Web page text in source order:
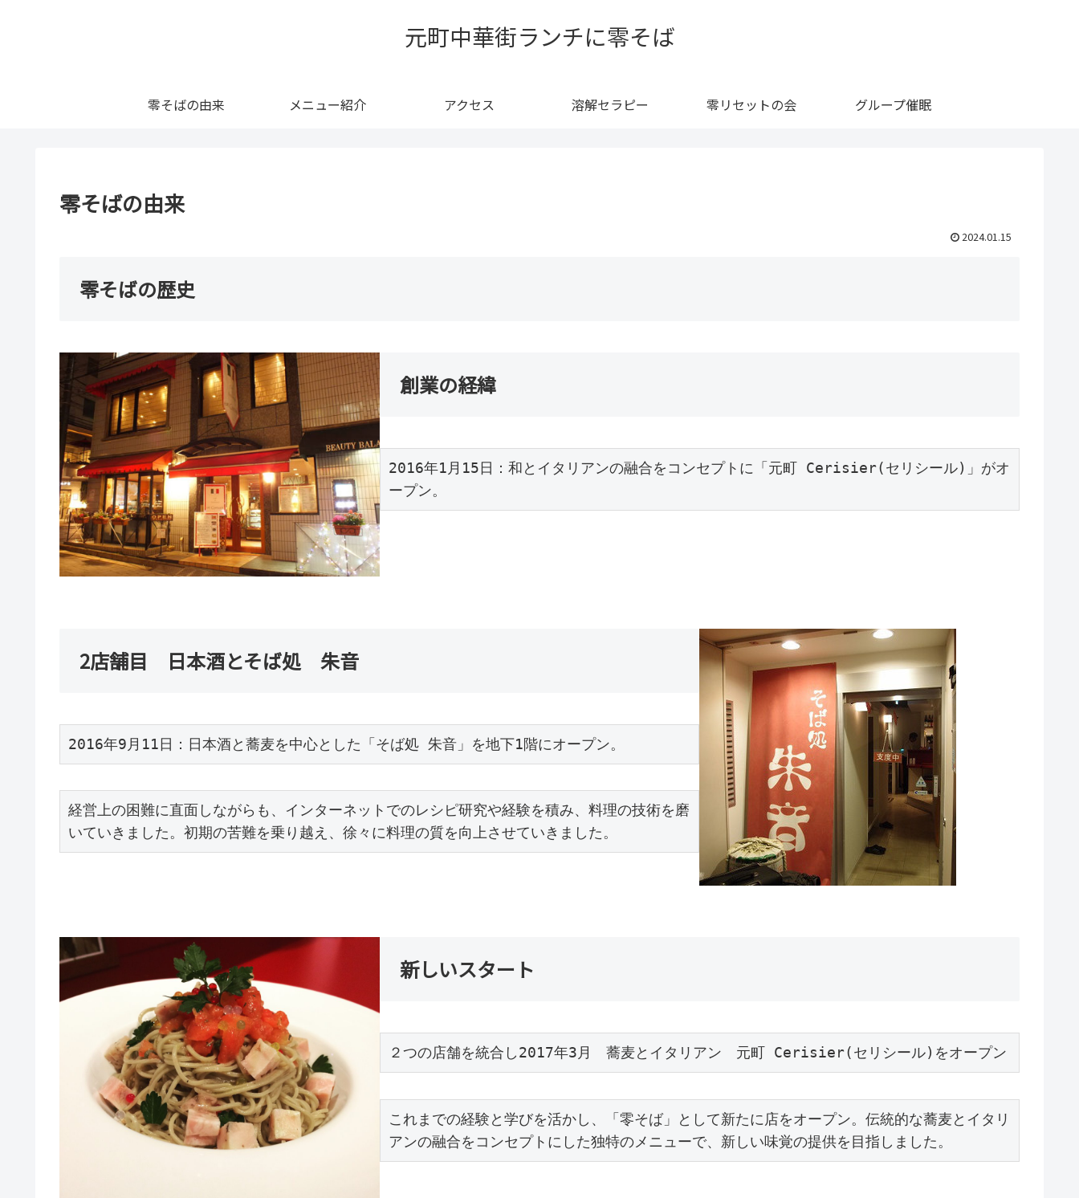
元町中華街ランチに零そば
零そばの由来 メニュー紹介 アクセス 溶解セラピー 零リセットの会 グループ催眠
零そばの由来
2024.01.15
零そばの歴史
創業の経緯
2016年1月15日：和とイタリアンの融合をコンセプトに「元町 Cerisier(セリシール)」がオ
ープン。
2店舗目 日本酒とそば処 朱音
2016年9月11日：日本酒と蕎麦を中心とした「そば処 朱音」を地下1階にオープン。
経営上の困難に直面しながらも、インターネットでのレシピ研究や経験を積み、料理の技術を磨
いていきました。初期の苦難を乗り越え、徐々に料理の質を向上させていきました。
新しいスタート
２つの店舗を統合し2017年3月　蕎麦とイタリアン　元町 Cerisier(セリシール)をオープン
これまでの経験と学びを活かし、「零そば」として新たに店をオープン。伝統的な蕎麦とイタリ
アンの融合をコンセプトにした独特のメニューで、新しい味覚の提供を目指しました。